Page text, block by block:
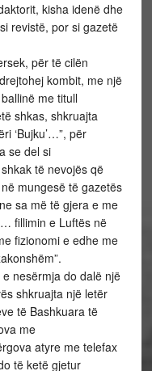
kisha idenë dhe
revistë, por si gazetë
për të cilën
kombit, me një
me titull
shkas, shkruajta
‘Bujku’…”, për
se del si
të nevojës që
mungesë të gazetës
sa më të gjera e me
fillimin e Luftës në
fizionomi e edhe me
nesërmja do dalë një
shkruajta një letër
të Bashkuara të
me
atyre me telefax
të ketë gjetur